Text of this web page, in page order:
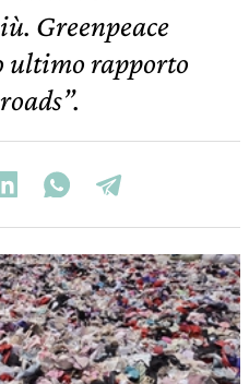
Greenpeace
ultimo rapporto